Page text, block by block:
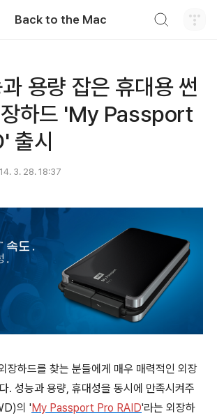
Back to the Mac
용량 잡은 휴대용 썬
장하드 'My Passport
출시
3. 28. 18:37
장하드를 찾는 분들에게 매우 매력적인 외장
. 성능과 용량, 휴대성을 동시에 만족시켜주
의 ' My Passport Pro RAID'라는 외장하